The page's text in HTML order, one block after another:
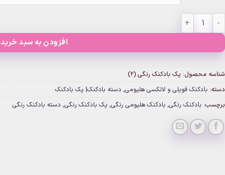
پک بادکنک رنگی (۲) عدد
افزودن به سبد خرید
شناسه محصول: پک بادکنک رنگی (۲)
دسته: بادکنک فویلی و لاتکسی هلیومی, دسته بادکنک| پک بادکنک
برچسب: بادکنک رنگی, بادکنک هلیومی رنگی, پک بادکنک رنگی, دسته بادکنک رنگی